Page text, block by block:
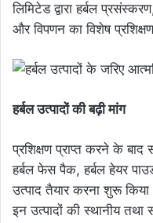
लिमिटेड द्वारा हर्बल
और विपणन का विशेष
हर्बल उत्पादों की बढ़ी मांग
प्रशिक्षण प्राप्त करने के बाद
हर्बल फेस पैक, हर्बल हेयर
उत्पाद तैयार करना शुरू
इन उत्पादों की स्थानीय तथा